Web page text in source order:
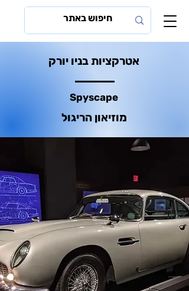
אטרקציות בניו יורק
Spyscape
מוזיאון הריגול